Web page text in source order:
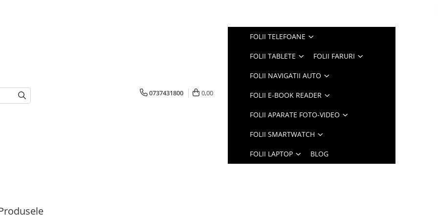
0737431800 0,00
FOLII TELEFOANE
FOLII TABLETE FOLII FARURI
FOLII NAVIGATII AUTO
FOLII E-BOOK READER
FOLII APARATE FOTO-VIDEO
FOLII SMARTWATCH
FOLII LAPTOP BLOG